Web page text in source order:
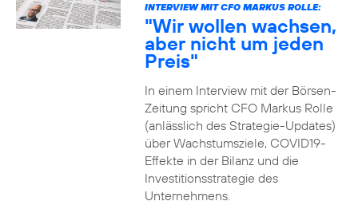
INTERVIEW MIT CFO MARKUS ROLLE:
"Wir wollen wachsen,
aber nicht um jeden
Preis"
In einem Interview mit der Börsen-
Zeitung spricht CFO Markus Rolle
(anlässlich des Strategie-Updates)
über Wachstumsziele, COVID19-
Effekte in der Bilanz und die
Investitionsstrategie des
Unternehmens.